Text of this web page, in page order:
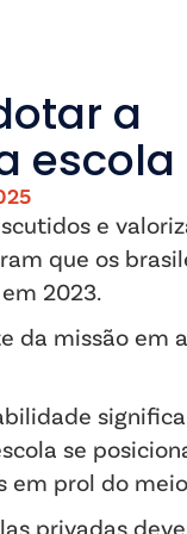
a
escola
e
que os
2023.
da missão em
se
em prol do
privadas